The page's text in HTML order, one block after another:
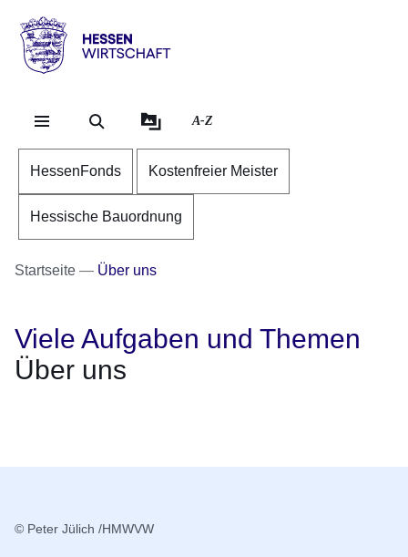
Hessen
Wirtschaft
A-Z
HessenFonds Kostenfreier Meister
Hessische Bauordnung
Startseite Über uns
Viele Aufgaben und Themen
Über uns
© Peter Jülich /HMWVW